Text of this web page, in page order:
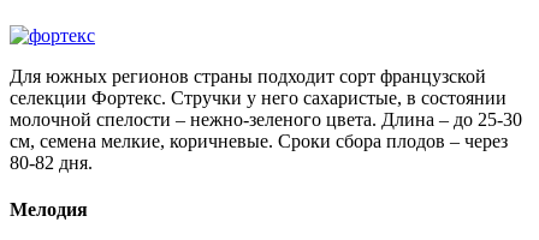
Для южных регионов страны подходит сорт французской
селекции Фортекс. Стручки у него сахаристые, в состоянии
молочной спелости – нежно-зеленого цвета. Длина – до 25-30
см, семена мелкие, коричневые. Сроки сбора плодов – через
80-82 дня.
Мелодия